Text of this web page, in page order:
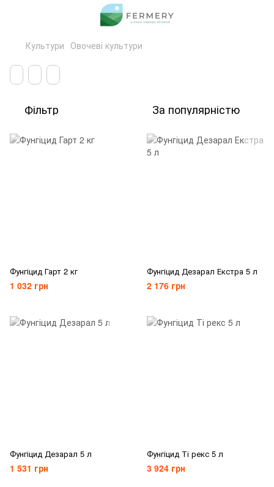
Культури Овочеві культури
Фільтр За популярністю
Фунгіцид Гарт 2 кг
1 032 грн
Фунгіцид Дезарал Екстра 5 л
2 176 грн
Фунгіцид Дезарал 5 л
1 531 грн
Фунгіцид Ті рекс 5 л
3 924 грн